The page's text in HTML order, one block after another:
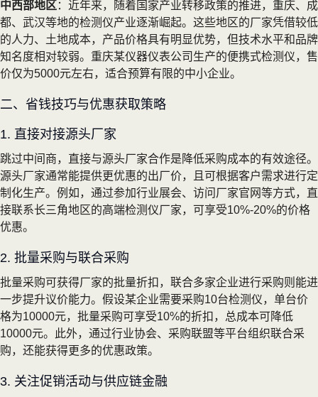
中西部地区 ：近年来，随着国家产业转移政策的推进，重庆、成
都、武汉等地的检测仪产业逐渐崛起。这些地区的厂家凭借较低
的人力、土地成本，产品价格具有明显优势，但技术水平和品牌
知名度相对较弱。重庆某仪器仪表公司生产的便携式检测仪，售
价仅为5000元左右，适合预算有限的中小企业。
二、省钱技巧与优惠获取策略
1. 直接对接源头厂家
跳过中间商，直接与源头厂家合作是降低采购成本的有效途径。
源头厂家通常能提供更优惠的出厂价，且可根据客户需求进行定
制化生产。例如，通过参加行业展会、访问厂家官网等方式，直
接联系长三角地区的高端检测仪厂家，可享受10%-20%的价格
优惠。
2. 批量采购与联合采购
批量采购可获得厂家的批量折扣，联合多家企业进行采购则能进
一步提升议价能力。假设某企业需要采购10台检测仪，单台价
格为10000元，批量采购可享受10%的折扣，总成本可降低
10000元。此外，通过行业协会、采购联盟等平台组织联合采
购，还能获得更多的优惠政策。
3. 关注促销活动与供应链金融